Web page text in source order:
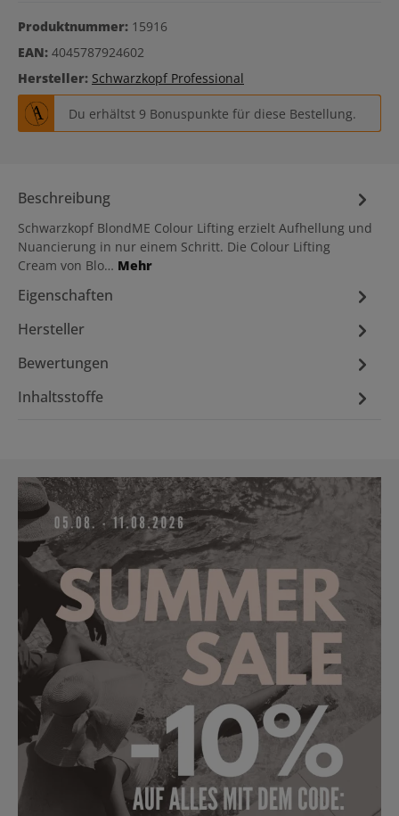
Produktnummer: 15916
EAN: 4045787924602
Hersteller: Schwarzkopf Professional
Du erhältst 9 Bonuspunkte für diese Bestellung.
Beschreibung
Schwarzkopf BlondME Colour Lifting erzielt Aufhellung und
Nuancierung in nur einem Schritt. Die Colour Lifting
Cream von Blo… Mehr
Eigenschaften
Hersteller
Bewertungen
Inhaltsstoffe